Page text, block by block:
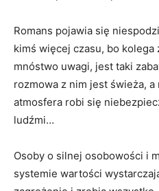
Romans pojawia się
kimś więcej czasu, bo kolega
mnóstwo uwagi, jest taki
rozmowa z nim jest świeża,
atmosfera robi się
ludźmi…
Osoby o silnej osobowości i
systemie wartości